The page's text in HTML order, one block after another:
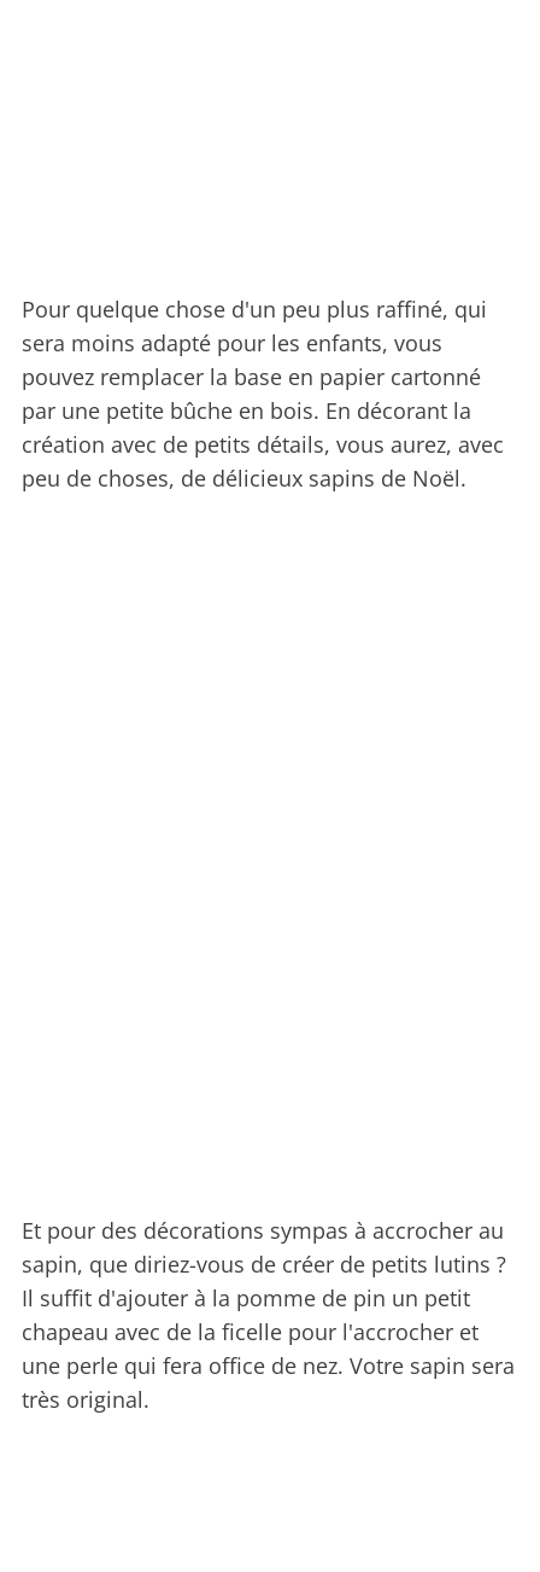
Pour quelque chose d'un peu plus raffiné, qui
sera moins adapté pour les enfants, vous
pouvez remplacer la base en papier cartonné
par une petite bûche en bois. En décorant la
création avec de petits détails, vous aurez, avec
peu de choses, de délicieux sapins de Noël.
Et pour des décorations sympas à accrocher au
sapin, que diriez-vous de créer de petits lutins ?
Il suffit d'ajouter à la pomme de pin un petit
chapeau avec de la ficelle pour l'accrocher et
une perle qui fera office de nez. Votre sapin sera
très original.